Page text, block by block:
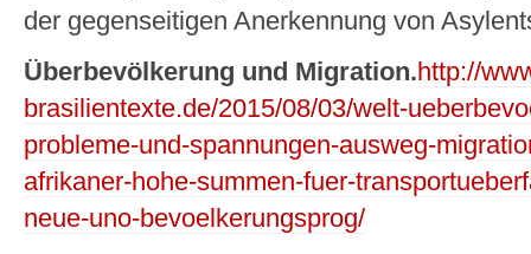
der gegenseitigen Anerkennung von
Überbevölkerung und Migration.http://
brasilientexte.de/2015/08/03/welt-
probleme-und-spannungen-ausweg-
afrikaner-hohe-summen-fuer-
neue-uno-bevoelkerungsprog/